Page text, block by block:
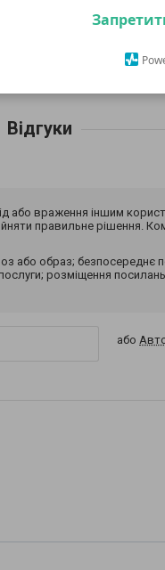
Відгуки
або враження іншим
правильне рішення.
або образ; безпосереднє
розміщення
або